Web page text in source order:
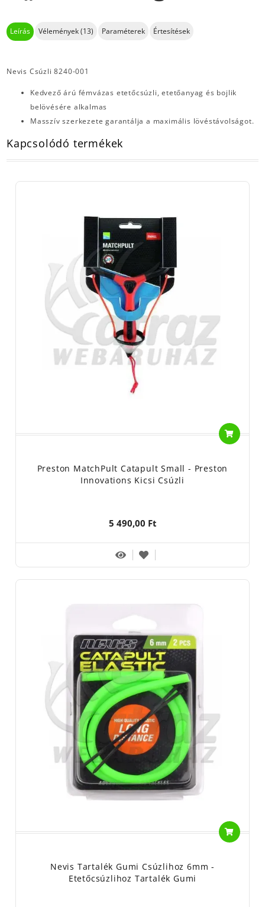
Leírás Vélemények (13) Paraméterek Értesítések
Nevis Csúzli 8240-001
Kedvező árú fémvázas etetőcsúzli, etetőanyag és bojlik
belövésére alkalmas
Masszív szerkezete garantálja a maximális lövéstávolságot.
Kapcsolódó termékek
Preston MatchPult Catapult Small - Preston
Innovations Kicsi Csúzli
5 490,00 Ft
Nevis Tartalék Gumi Csúzlihoz 6mm -
Etetőcsúzlihoz Tartalék Gumi